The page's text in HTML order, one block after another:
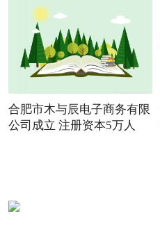
合肥市木与辰电子商务有限
公司成立 注册资本5万人